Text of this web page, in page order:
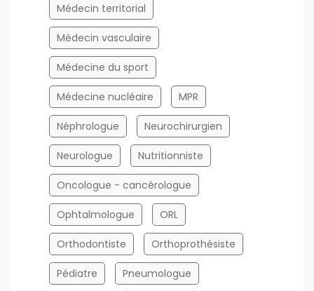
Médecin territorial
Médecin vasculaire
Médecine du sport
Médecine nucléaire MPR
Néphrologue Neurochirurgien
Neurologue Nutritionniste
Oncologue - cancérologue
Ophtalmologue ORL
Orthodontiste Orthoprothésiste
Pédiatre Pneumologue